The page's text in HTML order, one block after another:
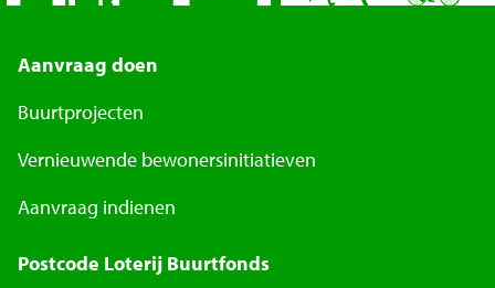
Aanvraag doen
Buurtprojecten
Vernieuwende bewonersinitiatieven
Aanvraag indienen
Postcode Loterij Buurtfonds